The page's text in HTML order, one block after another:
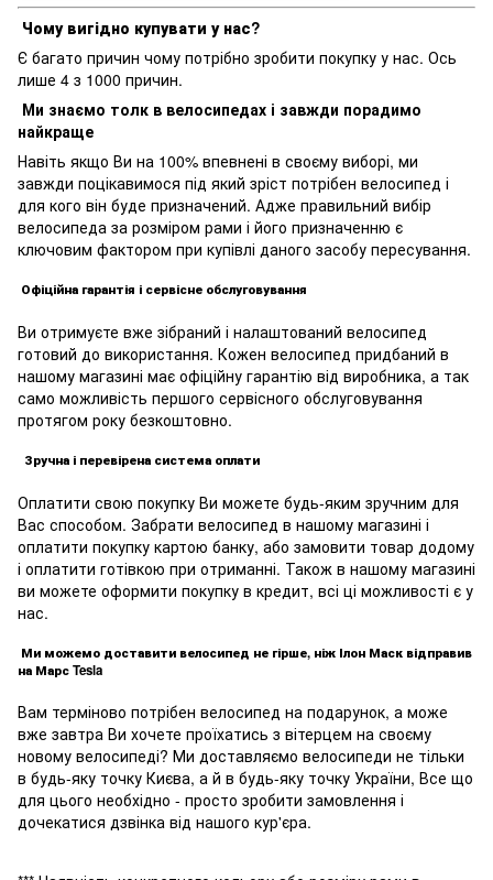
Чому вигідно купувати у нас?
Є багато причин чому потрібно зробити покупку у нас. Ось
лише 4 з 1000 причин.
Ми знаємо толк в велосипедах і завжди порадимо
найкраще
Навіть якщо Ви на 100% впевнені в своєму виборі, ми
завжди поцікавимося під який зріст потрібен велосипед і
для кого він буде призначений. Адже правильний вибір
велосипеда за розміром рами і його призначенню є
ключовим фактором при купівлі даного засобу пересування.
Офіційна гарантія і сервісне обслуговування
Ви отримуєте вже зібраний і налаштований велосипед
готовий до використання. Кожен велосипед придбаний в
нашому магазині має офіційну гарантію від виробника, а так
само можливість першого сервісного обслуговування
протягом року безкоштовно.
Зручна і перевірена система оплати
Оплатити свою покупку Ви можете будь-яким зручним для
Вас способом. Забрати велосипед в нашому магазині і
оплатити покупку картою банку, або замовити товар додому
і оплатити готівкою при отриманні. Також в нашому магазині
ви можете оформити покупку в кредит, всі ці можливості є у
нас.
Ми можемо доставити велосипед не гірше, ніж Ілон Маск відправив
на Марс Tesla
Вам терміново потрібен велосипед на подарунок, а може
вже завтра Ви хочете проїхатись з вітерцем на своєму
новому велосипеді? Ми доставляємо велосипеди не тільки
в будь-яку точку Києва, а й в будь-яку точку України, Все що
для цього необхідно - просто зробити замовлення і
дочекатися дзвінка від нашого кур'єра.